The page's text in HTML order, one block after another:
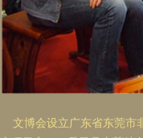
文博会设立广东省东莞市